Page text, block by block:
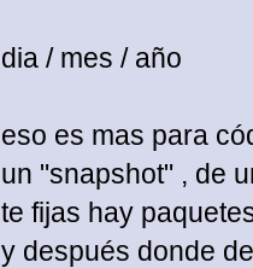
dia / mes / año
eso es mas para
un "snapshot" , de
te fijas hay
y después donde